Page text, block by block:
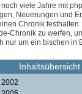
viele Jahre mit
Neuerungen und
Chronik
Chronik zu werfen,
nur um ein bischen in
Inhaltsübersicht